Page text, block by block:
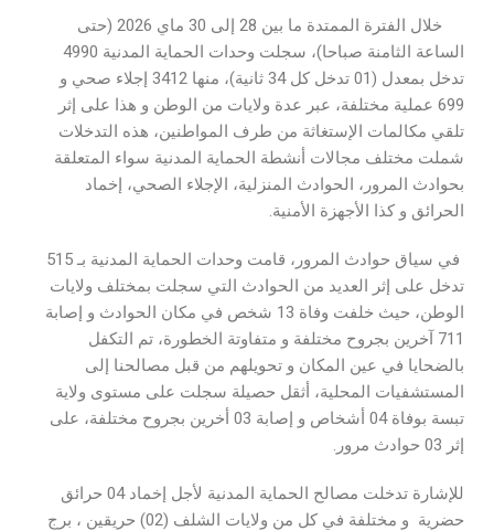
خلال الفترة الممتدة ما بين 28 إلى 30 ماي 2026 (حتى
الساعة الثامنة صباحا)، سجلت وحدات الحماية المدنية 4990
تدخل بمعدل (01 تدخل كل 34 ثانية)، منها 3412 إجلاء صحي و
699 عملية مختلفة، عبر عدة ولايات من الوطن و هذا على إثر
تلقي مكالمات الإستغاثة من طرف المواطنين، هذه التدخلات
شملت مختلف مجالات أنشطة الحماية المدنية سواء المتعلقة
بحوادث المرور، الحوادث المنزلية، الإجلاء الصحي، إخماد
الحرائق و كذا الأجهزة الأمنية.
في سياق حوادث المرور، قامت وحدات الحماية المدنية بـ 515
تدخل على إثر العديد من الحوادث التي سجلت بمختلف ولايات
الوطن، حيث خلفت وفاة 13 شخص في مكان الحوادث و إصابة
711 آخرين بجروح مختلفة و متفاوتة الخطورة، تم التكفل
بالضحايا في عين المكان و تحويلهم من قبل مصالحنا إلى
المستشفيات المحلية، أثقل حصيلة سجلت على مستوى ولاية
تبسة بوفاة 04 أشخاص و إصابة 03 أخرين بجروح مختلفة، على
إثر 03 حوادث مرور.
للإشارة تدخلت مصالح الحماية المدنية لأجل إخماد 04 حرائق
حضرية و مختلفة في كل من ولايات الشلف (02) حريقين ، برج